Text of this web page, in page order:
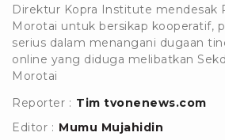
Direktur Kopra Institute mendesak
Morotai untuk bersikap kooperatif,
serius dalam menangani dugaan
online yang diduga melibatkan
Morotai
Reporter : Tim tvonenews.com
Editor : Mumu Mujahidin